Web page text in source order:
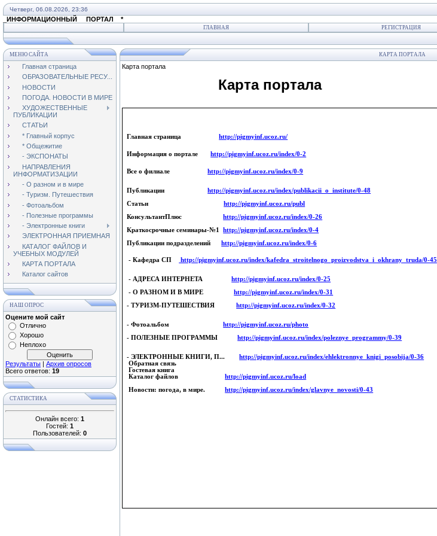
Четверг, 06.08.2026, 23:36
_ИНФОРМАЦИОННЫЙ ПОРТАЛ *
ГЛАВНАЯ РЕГИСТРАЦИЯ
МЕНЮ САЙТА
Главная страница
ОБРАЗОВАТЕЛЬНЫЕ РЕСУ...
НОВОСТИ
ПОГОДА. НОВОСТИ В МИРЕ
ХУДОЖЕСТВЕННЫЕ
ПУБЛИКАЦИИ
СТАТЬИ
* Главный корпус
* Общежитие
- ЭКСПОНАТЫ
НАПРАВЛЕНИЯ
ИНФОРМАТИЗАЦИИ
- О разном и в мире
- Туризм. Путешествия
- Фотоальбом
- Полезные программы
- Электронные книги
ЭЛЕКТРОННАЯ ПРИЕМНАЯ
КАТАЛОГ ФАЙЛОВ И
УЧЕБНЫХ МОДУЛЕЙ
КАРТА ПОРТАЛА
Каталог сайтов
НАШ ОПРОС
Оцените мой сайт
Отлично
Хорошо
Неплохо
Результаты | Архив опросов
Всего ответов: 19
СТАТИСТИКА
Онлайн всего: 1
Гостей: 1
Пользователей: 0
КАРТА ПОРТАЛА
Карта портала
Карта портала
Главная страницаhttp://pigmyinf.ucoz.ru/
Информация о порталеhttp://pigmyinf.ucoz.ru/index/0-2
Все о филиалеhttp://pigmyinf.ucoz.ru/index/0-9
Публикацииhttp://pigmyinf.ucoz.ru/index/publikacii_o_institute/0-48
Статьиhttp://pigmyinf.ucoz.ru/publ
КонсультантПлюсhttp://pigmyinf.ucoz.ru/index/0-26
Краткосрочные семинары-№1http://pigmyinf.ucoz.ru/index/0-4
Публикации подразделенийhttp://pigmyinf.ucoz.ru/index/0-6
- Кафедра СП http://pigmyinf.ucoz.ru/index/kafedra_stroitelnogo_proizvodstva_i_okhrany_truda/0-45
- АДРЕСА ИНТЕРНЕТАhttp://pigmyinf.ucoz.ru/index/0-25
- О РАЗНОМ И В МИРЕhttp://pigmyinf.ucoz.ru/index/0-31
- ТУРИЗМ-ПУТЕШЕСТВИЯhttp://pigmyinf.ucoz.ru/index/0-32
- Фотоальбомhttp://pigmyinf.ucoz.ru/photo
- ПОЛЕЗНЫЕ ПРОГРАММЫhttp://pigmyinf.ucoz.ru/index/poleznye_programmy/0-39
- ЭЛЕКТРОННЫЕ КНИГИ, П...http://pigmyinf.ucoz.ru/index/ehlektronnye_knigi_posobija/0-36
Обратная связь
Гостевая книга
Каталог файловhttp://pigmyinf.ucoz.ru/load
Новости: погода, в мире.http://pigmyinf.ucoz.ru/index/glavnye_novosti/0-43